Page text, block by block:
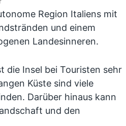
Region Italiens mit
und einem
Landesinneren.
die Insel bei Touristen sehr
Küste sind viele
Darüber hinaus kann
und den